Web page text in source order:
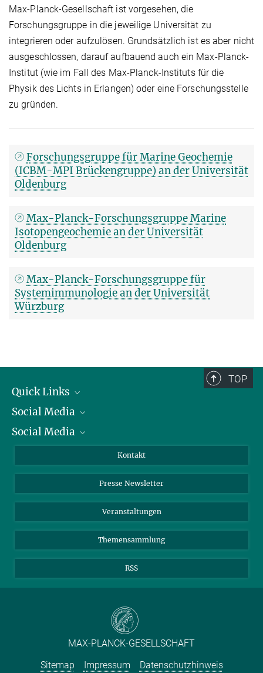
Max-Planck-Gesellschaft ist vorgesehen, die
Forschungsgruppe in die jeweilige Universität zu
integrieren oder aufzulösen. Grundsätzlich ist es aber nicht
ausgeschlossen, darauf aufbauend auch ein Max-Planck-
Institut (wie im Fall des Max-Planck-Instituts für die
Physik des Lichts in Erlangen) oder eine Forschungsstelle
zu gründen.
Forschungsgruppe für Marine Geochemie
(ICBM-MPI Brückengruppe) an der Universität
Oldenburg
Max-Planck-Forschungsgruppe Marine
Isotopengeochemie an der Universität
Oldenburg
Max-Planck-Forschungsgruppe für
Systemimmunologie an der Universität
Würzburg
TOP
Quick Links
Präsident
Zahlen und Fakten
Social Media
Bluesky
TikTok
Social Media
Instagram
YouTube
Kontakt
Presse Newsletter
Veranstaltungen
Themensammlung
RSS
MAX-PLANCK-GESELLSCHAFT
Sitemap
Impressum Datenschutzhinweis